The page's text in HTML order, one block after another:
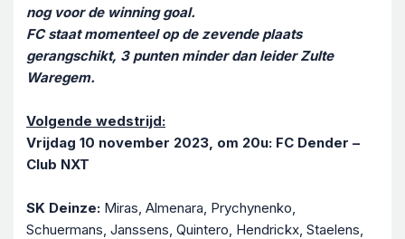
nog voor de winning goal.
FC staat momenteel op de zevende plaats
gerangschikt, 3 punten minder dan leider Zulte
Waregem.
Volgende wedstrijd:
Vrijdag 10 november 2023, om 20u: FC Dender –
Club NXT
SK Deinze: Miras, Almenara, Prychynenko,
Schuermans, Janssens, Quintero, Hendrickx, Staelens,